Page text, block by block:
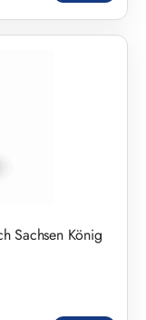
Sachsen König